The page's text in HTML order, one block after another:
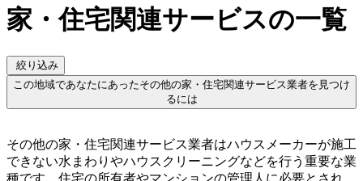
家・住宅関連サービスの一覧
絞り込み
この地域であなたにあったその他の家・住宅関連サービス業者を見つけ
るには
その他の家・住宅関連サービス業者はハウスメーカーが施工
できない水まわりやハウスクリーニングなどを行う重要な業
種です。住宅の所有者やマンションの管理人に必要とされ、